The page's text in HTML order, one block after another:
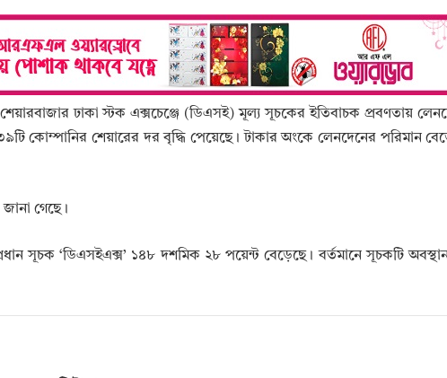
শেয়ারবাজার ঢাকা স্টক এক্সচেঞ্জে (ডিএসই) মূল্য সূচকের ইতিবাচক প্রবণতায়
কোম্পানির শেয়ারের দর বৃদ্ধি পেয়েছে। টাকার অংকে লেনদেনের পরিমান
গেছে।
সূচক ‘ডিএসইএক্স’ ১৪৮ দশমিক ২৮ পয়েন্ট বেড়েছে। বর্তমানে সূচকটি